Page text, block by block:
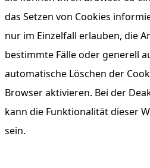
das Setzen von Cookies
nur im Einzelfall erlauben, die
bestimmte Fälle oder generell
automatische Löschen der
Browser aktivieren. Bei der
kann die Funktionalität dieser
sein.